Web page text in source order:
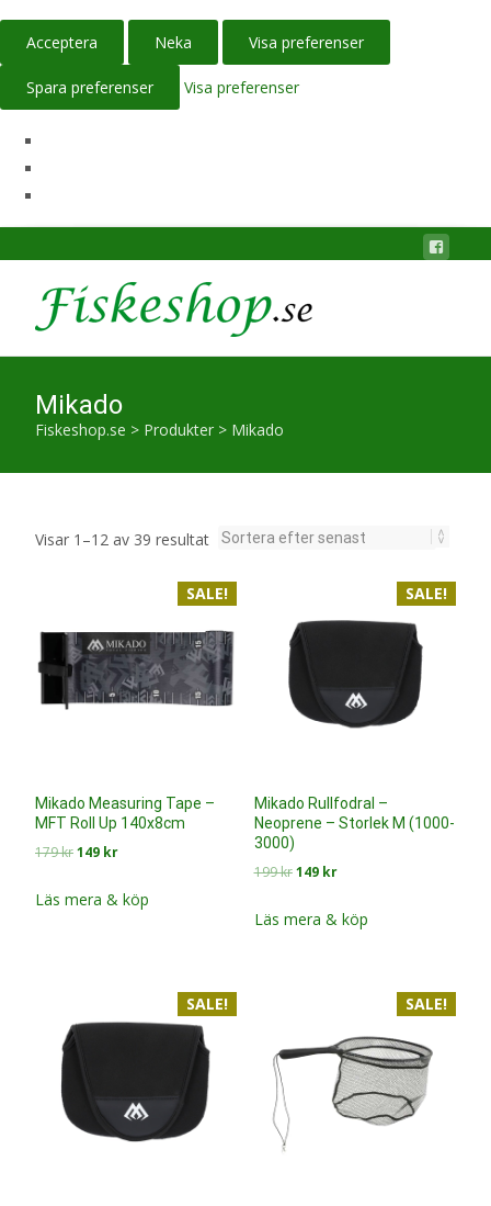
Acceptera Neka Visa preferenser
Spara preferenser Visa preferenser
Mikado
Fiskeshop.se > Produkter > Mikado
Visar 1–12 av 39 resultatSortera
senaste
SALE!
Mikado Measuring Tape –
MFT Roll Up 140x8cm
179krDet
priset
149 krDet
priset
Läs mera & köp
SALE!
Mikado Rullfodral –
Neoprene – Storlek M (1000-
3000)
199krDet
priset
149 krDet
priset
Läs mera & köp
SALE! SALE!